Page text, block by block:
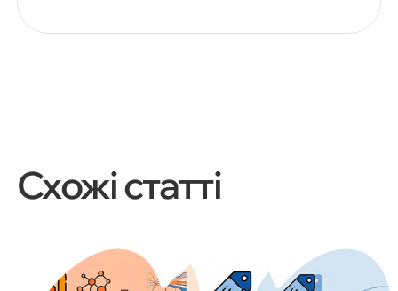
Схожі статті